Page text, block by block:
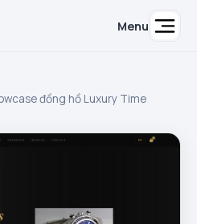
Menu
đồng hồ Luxury Time